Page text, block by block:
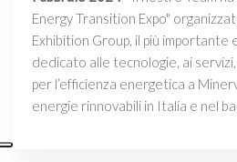
Energy Transition Expo"
Exhibition Group, il più importante
dedicato alle tecnologie, ai
per l’efficienza energetica a
energie rinnovabili in Italia e nel